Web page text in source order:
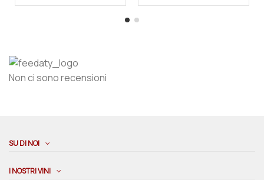
Non ci sono recensioni
SU DI NOI
I NOSTRI VINI